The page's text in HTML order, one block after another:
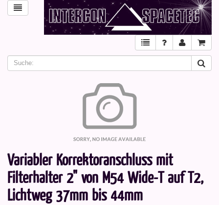
Variabler Korrektoranschluss mit
Filterhalter 2" von M54 Wide-T auf T2,
Lichtweg 37mm bis 44mm